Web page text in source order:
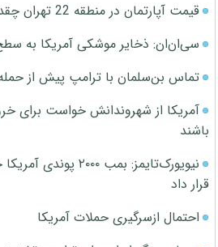
قیمت آپارتمان در منطقه 22 تهران چقدر است؟
سی‌ان‌ان: ذخایر موشکی آمریکا به
تماس بن‌سلمان با ترامپ پیش از حمله
آمریکا از شهروندانش خواست برای
باشند
نیویورک‌تایمز: بمب
قرار داد
احتمال ازسرگیری حملات آمریکا